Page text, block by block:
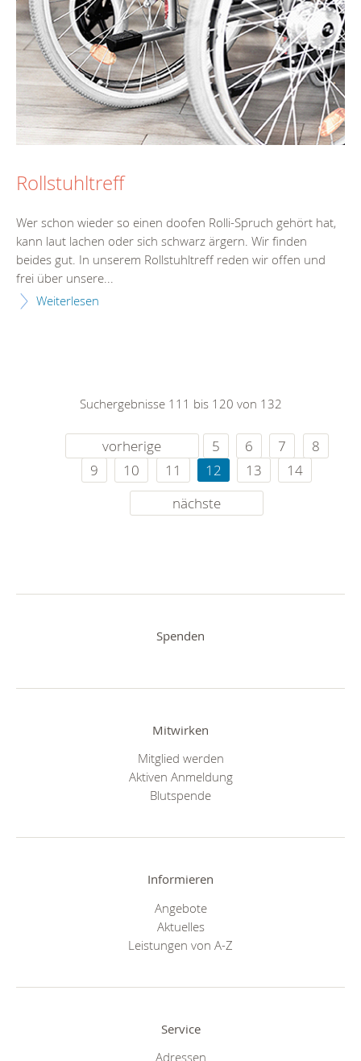
Rollstuhltreff
Wer schon wieder so einen doofen Rolli-Spruch gehört hat,
kann laut lachen oder sich schwarz ärgern. Wir finden
beides gut. In unserem Rollstuhltreff reden wir offen und
frei über unsere...
Weiterlesen
Suchergebnisse 111 bis 120 von 132
vorherige 5 6 7
8
9
10 11 12 13
14
nächste
Spenden
Mitwirken
Mitglied werden
Aktiven Anmeldung
Blutspende
Informieren
Angebote
Aktuelles
Leistungen von A-Z
Service
Adressen